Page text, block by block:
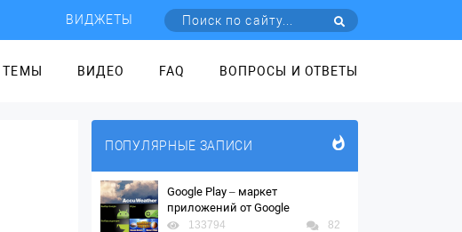
ВИДЖЕТЫ
ТЕМЫ ВИДЕО FAQ ВОПРОСЫ И ОТВЕТЫ
ПОПУЛЯРНЫЕ ЗАПИСИ
Google Play – маркет
приложений от Google
133794 82